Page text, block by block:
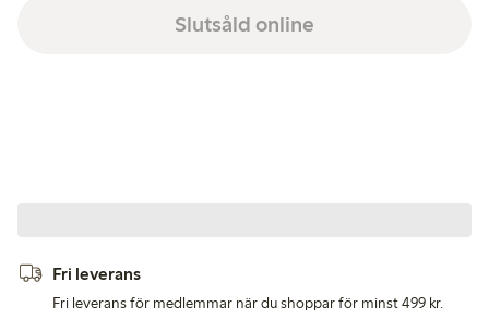
Slutsåld online
Fri leverans
Fri leverans för medlemmar när du shoppar för minst 499 kr.